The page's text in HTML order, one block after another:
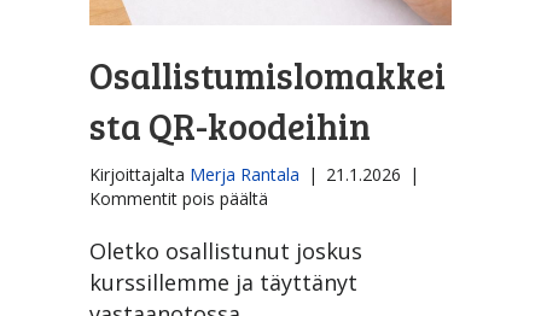
Osallistumislomakkei
sta QR-koodeihin
Kirjoittajalta Merja Rantala | 21.1.2026 |
Kommentit pois päältä
QR-
koodeihin
Oletko osallistunut joskus
kurssillemme ja täyttänyt